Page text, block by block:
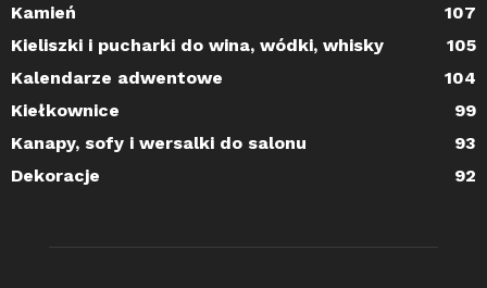
Kamień
107
Kieliszki i pucharki do wina, wódki, whisky
105
Kalendarze adwentowe
104
Kiełkownice
99
Kanapy, sofy i wersalki do salonu
93
Dekoracje
92